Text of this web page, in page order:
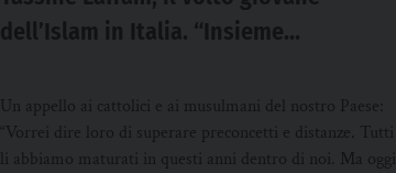
dell’Islam in Italia. “Insieme
Un appello ai cattolici e ai musulmani del nostro Paese:
“Vorrei dire loro di superare preconcetti e distanze. Tutti
li abbiamo maturati in questi anni dentro di noi. Ma oggi